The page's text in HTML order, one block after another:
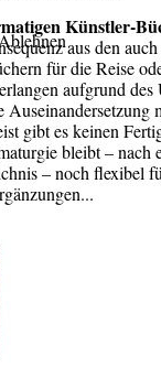
Künstler-
aus den auch
für die Reise
aufgrund des
Auseinandersetzung
gibt es keinen
bleibt – nach
– noch flexibel